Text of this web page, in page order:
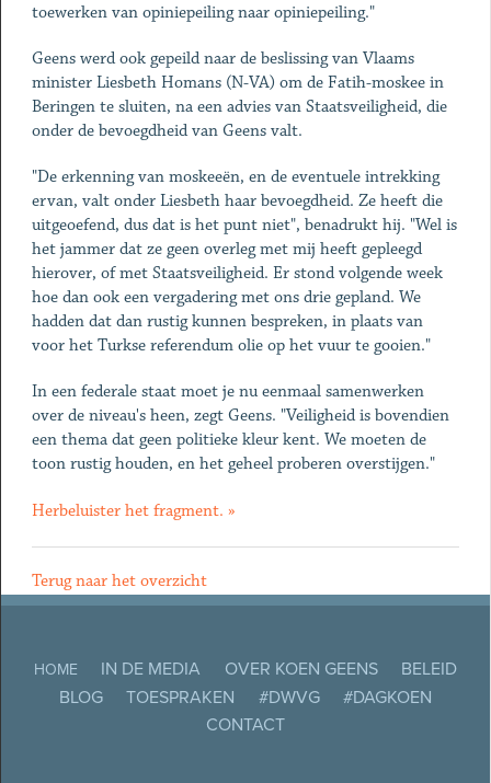
toewerken van opiniepeiling naar opiniepeiling."
Geens werd ook gepeild naar de beslissing van Vlaams
minister Liesbeth Homans (N-VA) om de Fatih-moskee in
Beringen te sluiten, na een advies van Staatsveiligheid, die
onder de bevoegdheid van Geens valt.
"De erkenning van moskeeën, en de eventuele intrekking
ervan, valt onder Liesbeth haar bevoegdheid. Ze heeft die
uitgeoefend, dus dat is het punt niet", benadrukt hij. "Wel is
het jammer dat ze geen overleg met mij heeft gepleegd
hierover, of met Staatsveiligheid. Er stond volgende week
hoe dan ook een vergadering met ons drie gepland. We
hadden dat dan rustig kunnen bespreken, in plaats van
voor het Turkse referendum olie op het vuur te gooien."
In een federale staat moet je nu eenmaal samenwerken
over de niveau's heen, zegt Geens. "Veiligheid is bovendien
een thema dat geen politieke kleur kent. We moeten de
toon rustig houden, en het geheel proberen overstijgen."
Herbeluister het fragment. »
Terug naar het overzicht
HOME IN DE MEDIA OVER KOEN GEENS
BELEID
BLOG
TOESPRAKEN #DWVG
#DAGKOEN
CONTACT